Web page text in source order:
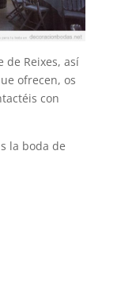
de Reixes, así
ofrecen, os
con
la boda de